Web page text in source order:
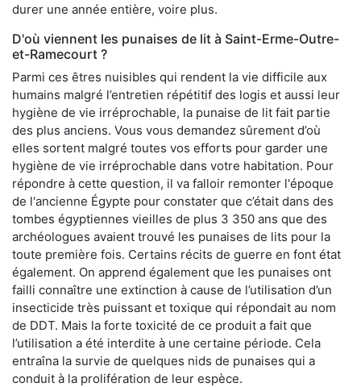
durer une année entière, voire plus.
D'où viennent les punaises de lit à Saint-Erme-Outre-
et-Ramecourt ?
Parmi ces êtres nuisibles qui rendent la vie difficile aux
humains malgré l’entretien répétitif des logis et aussi leur
hygiène de vie irréprochable, la punaise de lit fait partie
des plus anciens. Vous vous demandez sûrement d’où
elles sortent malgré toutes vos efforts pour garder une
hygiène de vie irréprochable dans votre habitation. Pour
répondre à cette question, il va falloir remonter l'époque
de l'ancienne Égypte pour constater que c’était dans des
tombes égyptiennes vieilles de plus 3 350 ans que des
archéologues avaient trouvé les punaises de lits pour la
toute première fois. Certains récits de guerre en font état
également. On apprend également que les punaises ont
failli connaître une extinction à cause de l’utilisation d’un
insecticide très puissant et toxique qui répondait au nom
de DDT. Mais la forte toxicité de ce produit a fait que
l’utilisation a été interdite à une certaine période. Cela
entraîna la survie de quelques nids de punaises qui a
conduit à la prolifération de leur espèce.